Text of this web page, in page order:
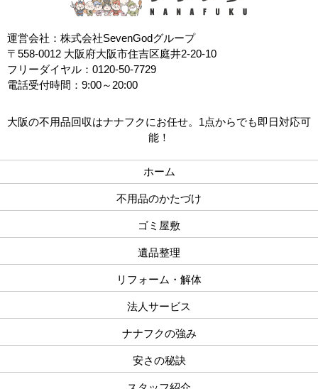
運営会社：株式会社SevenGodグループ
〒558-0012 大阪府大阪市住吉区庭井2-20-10
フリーダイヤル：0120-50-7729
電話受付時間：9:00～20:00
大阪の不用品回収はナナフクにお任せ。1点からでも即日対応可
能！
ホーム
不用品のかたづけ
ゴミ屋敷
遺品整理
リフォーム・解体
法人サービス
ナナフクの強み
安さの秘訣